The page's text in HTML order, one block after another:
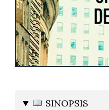
SINOPSIS